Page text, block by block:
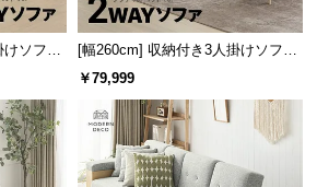
けソファ
プ
[幅260cm] 収納付き3人掛けソファ
傷に強いペット対応生地タイプ
￥79,999